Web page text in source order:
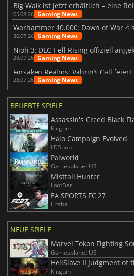
05.08.26 Gaming News
30.07.26 Gaming News
Nioh 3: DLC Hell Rising offiziell
28.07.26 Gaming News
28.07.26 Gaming News
BELIEBTE SPIELE
Assassin's Creed Black
Kinguin
Halo Campaign Evolved
LDShop
Palworld
Gamesplanet US
Mistfall Hunter
LootBar
EA SPORTS FC 27
Eneba
NEUE SPIELE
Marvel Tokon Fighting
Gamesplanet US
HellSlave II Judgment of
Kinguin